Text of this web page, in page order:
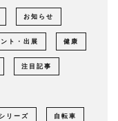
お知らせ
ト・出展 健康
注目記事
リーズ 自転車